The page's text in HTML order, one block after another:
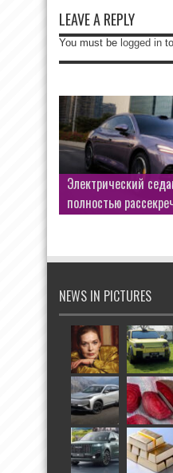
LEAVE A REPLY
You must be logged in
Электрический
полностью
NEWS IN PICTURES